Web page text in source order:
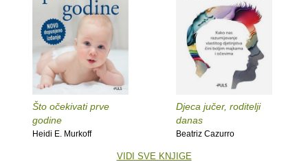
Što očekivati prve
godine
Heidi E. Murkoff
Djeca jučer, roditelji
danas
Beatriz Cazurro
VIDI SVE KNJIGE